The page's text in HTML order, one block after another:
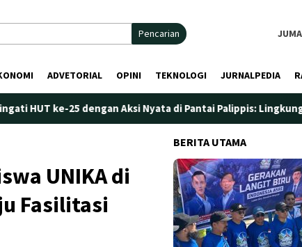
Pencarian
ADVETORIAL OPINI TEKNOLOGI JURNALPEDIA
Aksi Nyata di Pantai Palippis: Lingkungan dan
UNIKA di
Fasilitasi
BERITA UTAMA